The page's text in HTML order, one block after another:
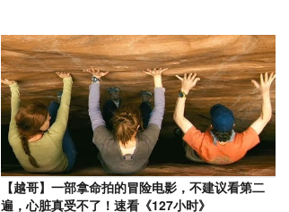
【越哥】一部拿命拍的冒险电影，不建议看第二
遍，心脏真受不了！速看《127小时》